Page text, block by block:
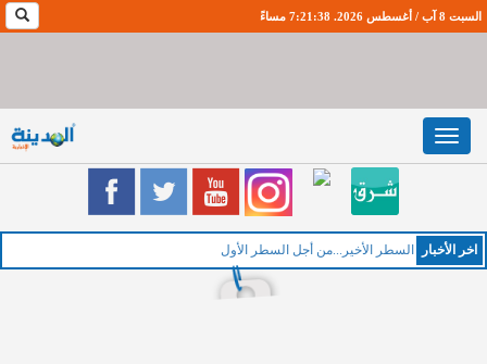
السبت 8 آب / أغسطس 2026. 7:21:38 مساءً
Toggle
navigation
اخر اﻷخبار الخميس